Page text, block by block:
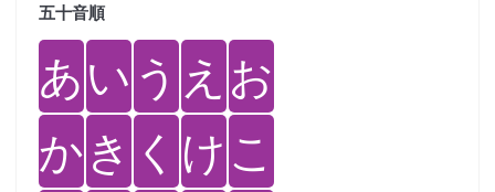
五十音順
あい う え お
かき く けこ